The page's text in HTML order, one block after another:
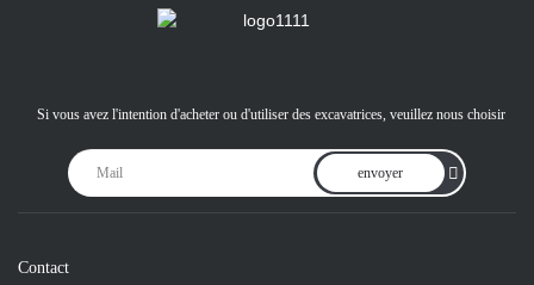
Si vous avez l'intention d'acheter ou d'utiliser des excavatrices, veuillez nous choisir
envoyer
Contact